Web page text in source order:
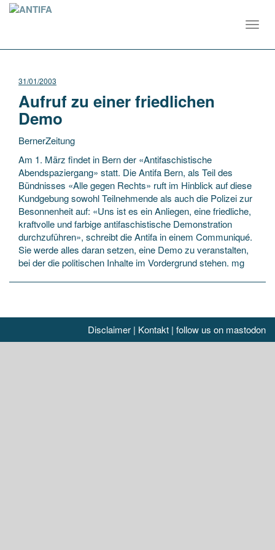
31/01/2003
Aufruf zu einer friedlichen
Demo
BernerZeitung
Am 1. März findet in Bern der «Antifaschistische
Abendspaziergang» statt. Die Antifa Bern, als Teil des
Bündnisses «Alle gegen Rechts» ruft im Hinblick auf diese
Kundgebung sowohl Teilnehmende als auch die Polizei zur
Besonnenheit auf: «Uns ist es ein Anliegen, eine friedliche,
kraftvolle und farbige antifaschistische Demonstration
durchzuführen», schreibt die Antifa in einem Communiqué.
Sie werde alles daran setzen, eine Demo zu veranstalten,
bei der die politischen Inhalte im Vordergrund stehen. mg
Disclaimer | Kontakt | follow us on mastodon